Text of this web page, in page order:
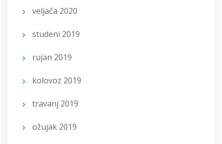
veljača 2020
studeni 2019
rujan 2019
kolovoz 2019
travanj 2019
ožujak 2019